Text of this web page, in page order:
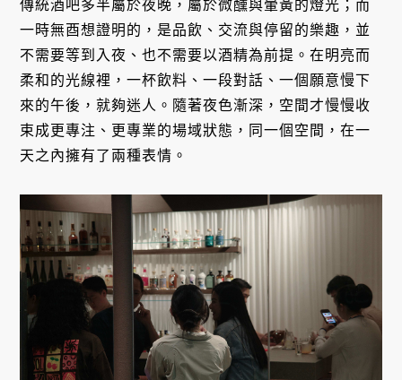
傳統酒吧多半屬於夜晚，屬於微醺與暈黃的燈光；而
一時無酉想證明的，是品飲、交流與停留的樂趣，並
不需要等到入夜、也不需要以酒精為前提。在明亮而
柔和的光線裡，一杯飲料、一段對話、一個願意慢下
來的午後，就夠迷人。隨著夜色漸深，空間才慢慢收
束成更專注、更專業的場域狀態，同一個空間，在一
天之內擁有了兩種表情。